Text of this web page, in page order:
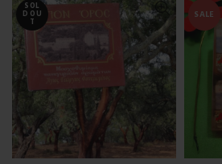
SOL
D OU
T
SALE